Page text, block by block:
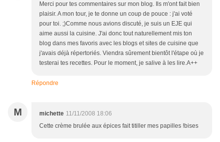
Merci pour tes commentaires sur mon blog. Ils m'ont fait bien
plaisir. A mon tour, je te donne un coup de pouce : j'ai voté
pour toi. ;)Comme nous avions discuté, je suis un EJE qui
aime aussi la cuisine. J'ai donc tout naturellement mis ton
blog dans mes favoris avec les blogs et sites de cuisine que
j'avais déjà répertoriés. Viendra sûrement bientôt l'étape où je
testerai tes recettes. Pour le moment, je salive à les lire.A++
Répondre
M michette 11/11/2008 18:06
Cette crème brulée aux épices fait titiller mes papilles !bises